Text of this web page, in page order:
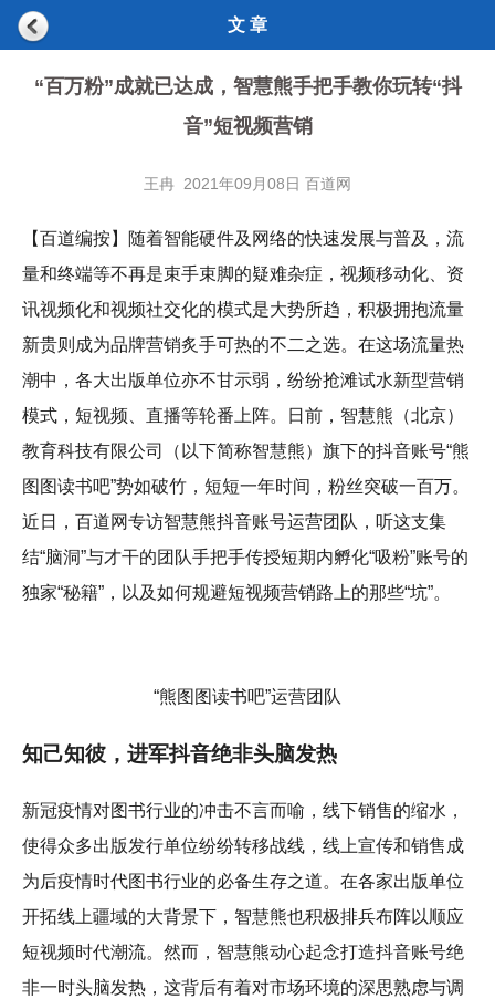
文 章
“百万粉”成就已达成，智慧熊手把手教你玩转“抖
音”短视频营销
王冉 2021年09月08日 百道网
【百道编按】随着智能硬件及网络的快速发展与普及，流
量和终端等不再是束手束脚的疑难杂症，视频移动化、资
讯视频化和视频社交化的模式是大势所趋，积极拥抱流量
新贵则成为品牌营销炙手可热的不二之选。在这场流量热
潮中，各大出版单位亦不甘示弱，纷纷抢滩试水新型营销
模式，短视频、直播等轮番上阵。日前，智慧熊（北京）
教育科技有限公司（以下简称智慧熊）旗下的抖音账号“熊
图图读书吧”势如破竹，短短一年时间，粉丝突破一百万。
近日，百道网专访智慧熊抖音账号运营团队，听这支集
结“脑洞”与才干的团队手把手传授短期内孵化“吸粉”账号的
独家“秘籍”，以及如何规避短视频营销路上的那些“坑”。
“熊图图读书吧”运营团队
知己知彼，进军抖音绝非头脑发热
新冠疫情对图书行业的冲击不言而喻，线下销售的缩水，
使得众多出版发行单位纷纷转移战线，线上宣传和销售成
为后疫情时代图书行业的必备生存之道。在各家出版单位
开拓线上疆域的大背景下，智慧熊也积极排兵布阵以顺应
短视频时代潮流。然而，智慧熊动心起念打造抖音账号绝
非一时头脑发热，这背后有着对市场环境的深思熟虑与调